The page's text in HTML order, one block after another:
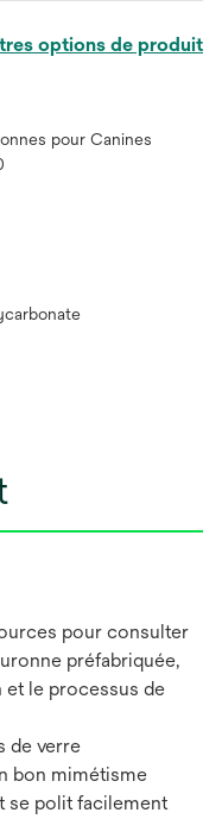
options de produit
pour Canines
pour consulter
préfabriquée,
le processus de
de verre
bon mimétisme
se polit facilement